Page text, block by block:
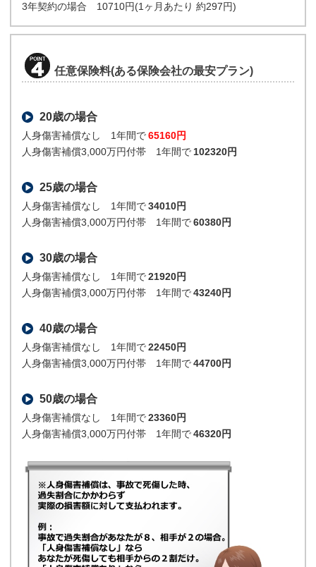
3年契約の場合 10710円(1ヶ月あたり 約297円)
任意保険料(ある保険会社の最安プラン)
20歳の場合
人身傷害補償なし 1年間で65160円
人身傷害補償3,000万円付帯 1年間で 102320円
25歳の場合
人身傷害補償なし 1年間で34010円
人身傷害補償3,000万円付帯 1年間で60380円
30歳の場合
人身傷害補償なし 1年間で21920円
人身傷害補償3,000万円付帯 1年間で43240円
40歳の場合
人身傷害補償なし 1年間で22450円
人身傷害補償3,000万円付帯 1年間で44700円
50歳の場合
人身傷害補償なし 1年間で23360円
人身傷害補償3,000万円付帯 1年間で46320円